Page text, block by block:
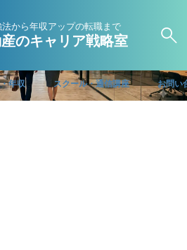
から年収アップの転職まで
のキャリア戦略室
年収 スクール・通信講座 お問い